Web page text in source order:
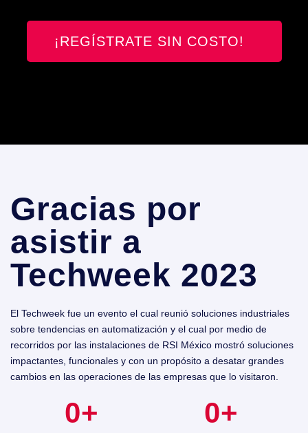
¡REGÍSTRATE SIN COSTO!
Gracias por
asistir a
Techweek 2023
El Techweek fue un evento el cual reunió soluciones industriales
sobre tendencias en automatización y el cual por medio de
recorridos por las instalaciones de RSI México mostró soluciones
impactantes, funcionales y con un propósito a desatar grandes
cambios en las operaciones de las empresas que lo visitaron.
0+ 0+